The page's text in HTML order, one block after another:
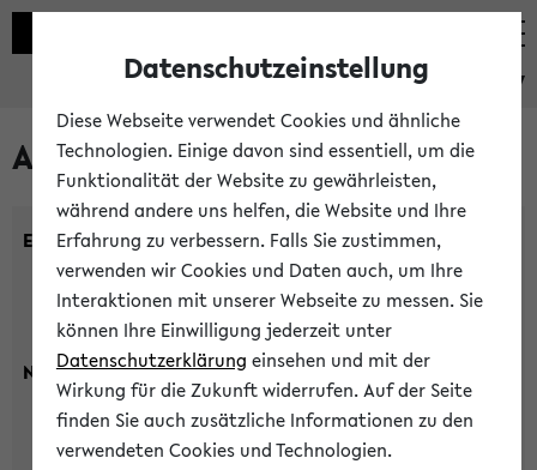
eKVV
Alle Lehrenden
Einrichtung:
Nachname:
Datenschutzeinstellung
Diese Webseite verwendet Cookies und ähnliche
Technologien. Einige davon sind essentiell, um die
Funktionalität der Website zu gewährleisten,
während andere uns helfen, die Website und Ihre
Erfahrung zu verbessern. Falls Sie zustimmen,
verwenden wir Cookies und Daten auch, um Ihre
Interaktionen mit unserer Webseite zu messen. Sie
können Ihre Einwilligung jederzeit unter
Datenschutzerklärung einsehen und mit der
Wirkung für die Zukunft widerrufen. Auf der Seite
finden Sie auch zusätzliche Informationen zu den
verwendeten Cookies und Technologien.